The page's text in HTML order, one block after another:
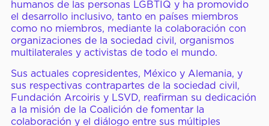
Cómo Participar
Cursos Virtuales
humanos de las personas LGBTIQ y ha promovido
el desarrollo inclusivo, tanto en países miembros
como no miembros, mediante la colaboración con
organizaciones de la sociedad civil, organismos
multilaterales y activistas de todo el mundo.
Sus actuales copresidentes, México y Alemania, y
sus respectivas contrapartes de la sociedad civil,
Fundación Arcoiris y LSVD, reafirman su dedicación
a la misión de la Coalición de fomentar la
colaboración y el diálogo entre sus múltiples